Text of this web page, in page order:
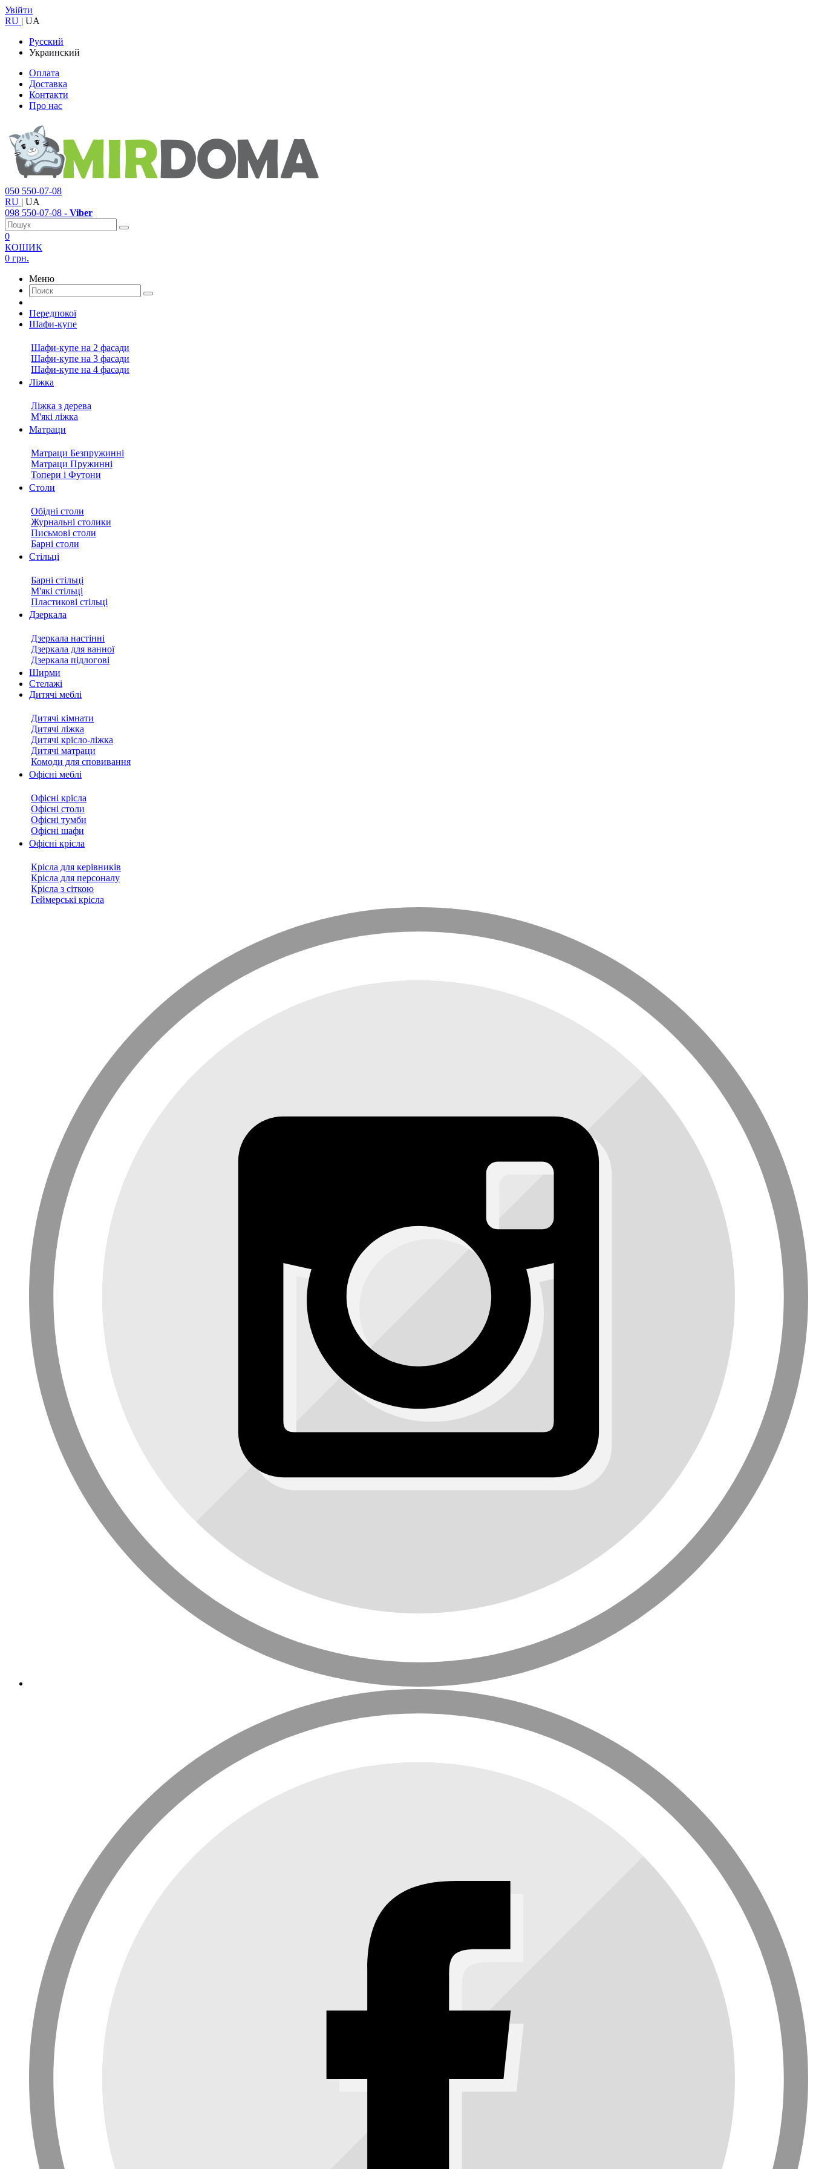
Увійти
RU | UA
Русский
Украинский
Оплата
Доставка
Контакти
Про нас
050 550-07-08
RU | UA
098 550-07-08 - Viber
0
КОШИК
0 грн.
Меню
Передпокої
Шафи-купе
Шафи-купе на 2 фасади
Шафи-купе на 3 фасади
Шафи-купе на 4 фасади
Ліжка
Ліжка з дерева
М'які ліжка
Матраци
Матраци Безпружинні
Матраци Пружинні
Топери і Футони
Столи
Обідні столи
Журнальні столики
Письмові столи
Барні столи
Стільці
Барні стільці
М'які стільці
Пластикові стільці
Дзеркала
Дзеркала настінні
Дзеркала для ванної
Дзеркала підлогові
Ширми
Стелажі
Дитячі меблі
Дитячі кімнати
Дитячі ліжка
Дитячі крісло-ліжка
Дитячі матраци
Комоди для сповивання
Офісні меблі
Офісні крісла
Офісні столи
Офісні тумби
Офісні шафи
Офісні крісла
Крісла для керівників
Крісла для персоналу
Крісла з сіткою
Геймерські крісла